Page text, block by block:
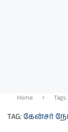
Home Tags
TAG: கேன்சர்